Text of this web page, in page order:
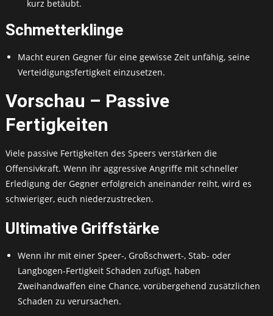
kurz betäubt.
Schmetterklinge
Macht euren Gegner für eine gewisse Zeit unfähig, seine
Verteidigungsfertigkeit einzusetzen.
Vorschau – Passive
Fertigkeiten
Viele passive Fertigkeiten des Speers verstärken die
Offensivkraft. Wenn ihr aggressive Angriffe mit schneller
Erledigung der Gegner erfolgreich aneinander reiht, wird es
schwieriger, euch niederzustrecken.
Ultimative Griffstärke
Wenn ihr mit einer Speer-, Großschwert-, Stab- oder
Langbogen-Fertigkeit Schaden zufügt, haben
Zweihandwaffen eine Chance, vorübergehend zusätzlichen
Schaden zu verursachen.